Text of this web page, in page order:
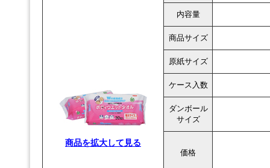
商品を拡大して見る
内容量
商品サイズ
原紙サイズ
ケース入数
ダンボール
サイズ
価格